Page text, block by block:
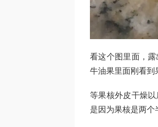
看这个图里面，
牛油果里面刚看到
等果核外皮干燥
是因为果核是两个